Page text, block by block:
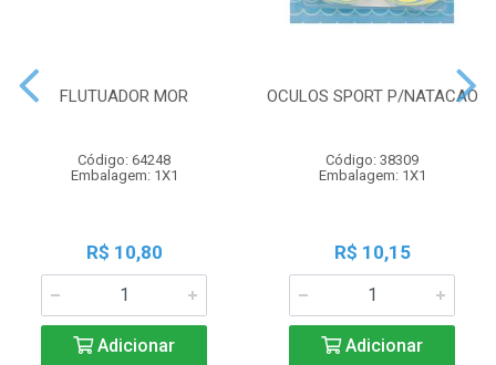
FLUTUADOR MOR
Código: 64248
Embalagem: 1X1
R$ 10,80
Adicionar
OCULOS SPORT P/NATACAO
Código: 38309
Embalagem: 1X1
R$ 10,15
Adicionar